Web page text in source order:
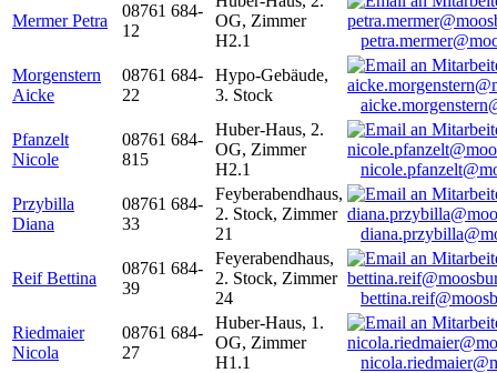
Mermer Petra
08761 684-
12
OG, Zimmer
H2.1
Morgenstern
Aicke
08761 684-
22
Hypo-Gebäude,
3. Stock
Pfanzelt
Nicole
08761 684-
815
Huber-Haus, 2.
OG, Zimmer
H2.1
Przybilla
Diana
08761 684-
33
Feyberabendhaus,
2. Stock, Zimmer
21
Reif Bettina
08761 684-
39
Feyerabendhaus,
2. Stock, Zimmer
24
Riedmaier
Nicola
08761 684-
27
Huber-Haus, 1.
OG, Zimmer
H1.1